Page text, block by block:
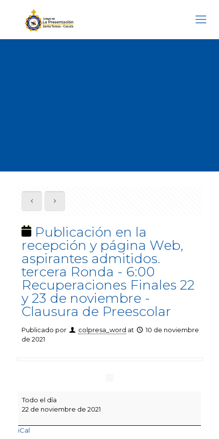
Publicación en la
recepción y página Web,
aspirantes admitidos.
tercera Ronda - 6:00
Recuperaciones Finales 22
y 23 de noviembre -
Clausura de Preescolar
Publicado por colpresa_word at
10 de noviembre
de 2021
en
la
y
Todo el día
22 de noviembre de 2021
iCal